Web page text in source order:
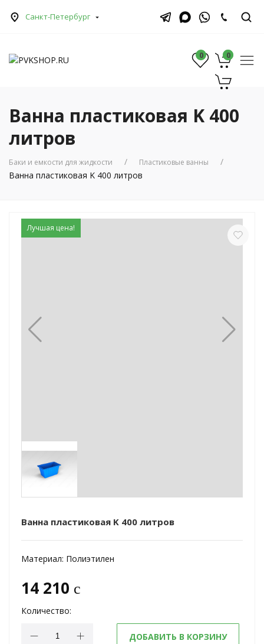
Санкт-Петербург
0 0
0
Ванна пластиковая K 400
литров
Баки и емкости для жидкости Пластиковые ванны
Ванна пластиковая K 400 литров
Лучшая цена!
Ванна пластиковая K 400 литров
Материал: Полиэтилен
14 210 c
Количество:
ДОБАВИТЬ В КОРЗИНУ